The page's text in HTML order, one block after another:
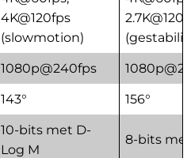
4K@120fps
(slowmotion)
1080p@240fps
143° 156°
10-bits met D-
Log M
8-bits